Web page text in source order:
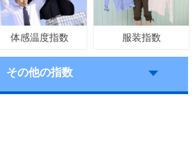
体感温度指数 服装指数
その他の指数